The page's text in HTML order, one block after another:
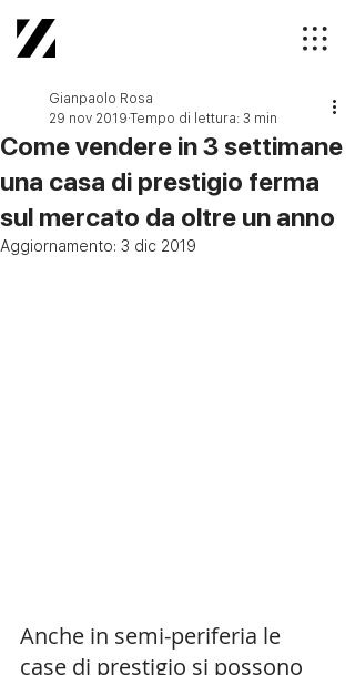
Come vendere in 3 settimane
una casa di prestigio ferma
sul mercato da oltre un anno
Gianpaolo Rosa
29 nov 2019 Tempo di lettura: 3 min
Aggiornamento: 3 dic 2019
Anche in semi-periferia le
case di prestigio si possono